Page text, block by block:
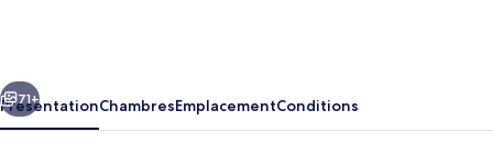
Suivant
71+
PrésentationChambresEmplacementConditions